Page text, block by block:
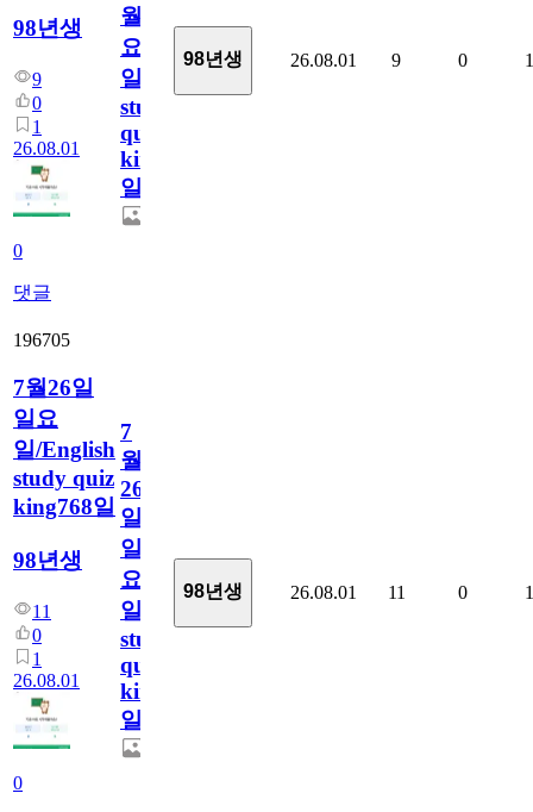
98년생
9
0
1
26.08.01
0
댓글
월
요
일/English
study
quiz
king769
일
98년생 26.08.01 9 0 1
196705
7월26일
일요
일/English
study quiz
king768일
98년생
11
0
1
26.08.01
0
7
월
26
일
일
요
일/English
study
quiz
king768
일
98년생 26.08.01 11 0 1